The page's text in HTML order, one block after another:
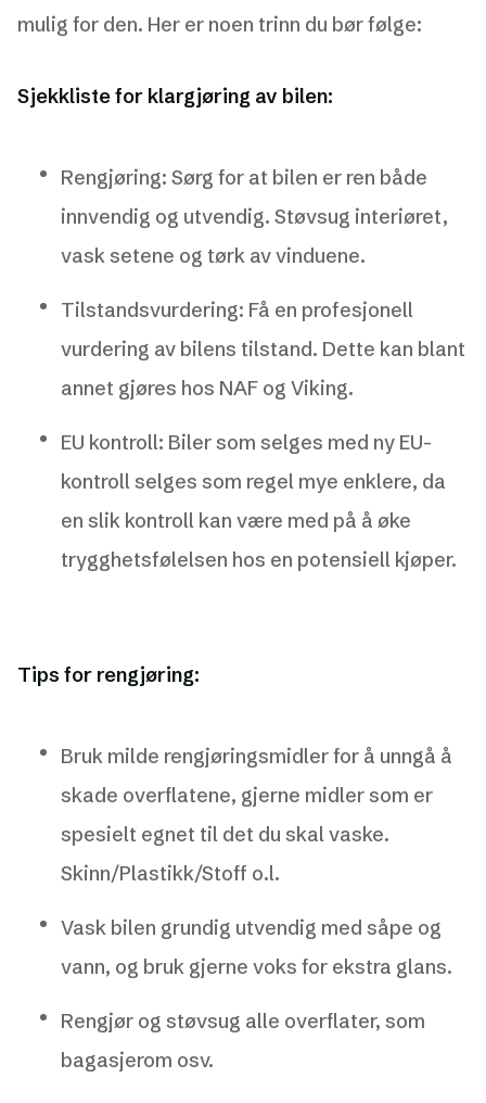
mulig for den. Her er noen trinn du bør følge:
Sjekkliste for klargjøring av bilen:
Rengjøring: Sørg for at bilen er ren både
innvendig og utvendig. Støvsug interiøret,
vask setene og tørk av vinduene.
Tilstandsvurdering: Få en profesjonell
vurdering av bilens tilstand. Dette kan blant
annet gjøres hos NAF og Viking.
EU kontroll: Biler som selges med ny EU-
kontroll selges som regel mye enklere, da
en slik kontroll kan være med på å øke
trygghetsfølelsen hos en potensiell kjøper.
Tips for rengjøring:
Bruk milde rengjøringsmidler for å unngå å
skade overflatene, gjerne midler som er
spesielt egnet til det du skal vaske.
Skinn/Plastikk/Stoff o.l.
Vask bilen grundig utvendig med såpe og
vann, og bruk gjerne voks for ekstra glans.
Rengjør og støvsug alle overflater, som
bagasjerom osv.